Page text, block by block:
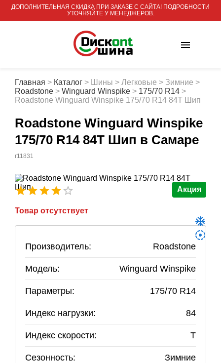
ДОПОЛНИТЕЛЬНАЯ СКИДКА ПРИ ЗАКАЗЕ С САЙТА! ПОДРОБНОСТИ
УТОЧНЯЙТЕ У МЕНЕДЖЕРОВ.
Главная > Каталог > Шины > Легковые > Зимние >
Roadstone > Winguard Winspike > 175/70 R14 >
Roadstone Winguard Winspike 175/70 R14 84T Шип
Roadstone Winguard Winspike
175/70 R14 84T Шип в Самаре
r11831
Акция
Товар отсутствует
Производитель: Roadstone
Модель: Winguard Winspike
Параметры: 175/70 R14
Индекс нагрузки: 84
Индекс скорости: T
Сезонность: Зимние